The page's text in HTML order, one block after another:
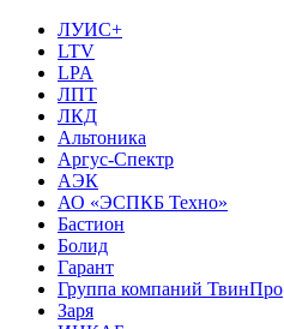
ЛУИС+
LTV
LPA
ЛПТ
ЛКД
Альтоника
Аргус-Спектр
АЭК
АО «ЭСПКБ Техно»
Бастион
Болид
Гарант
Группа компаний ТвинПро
Заря